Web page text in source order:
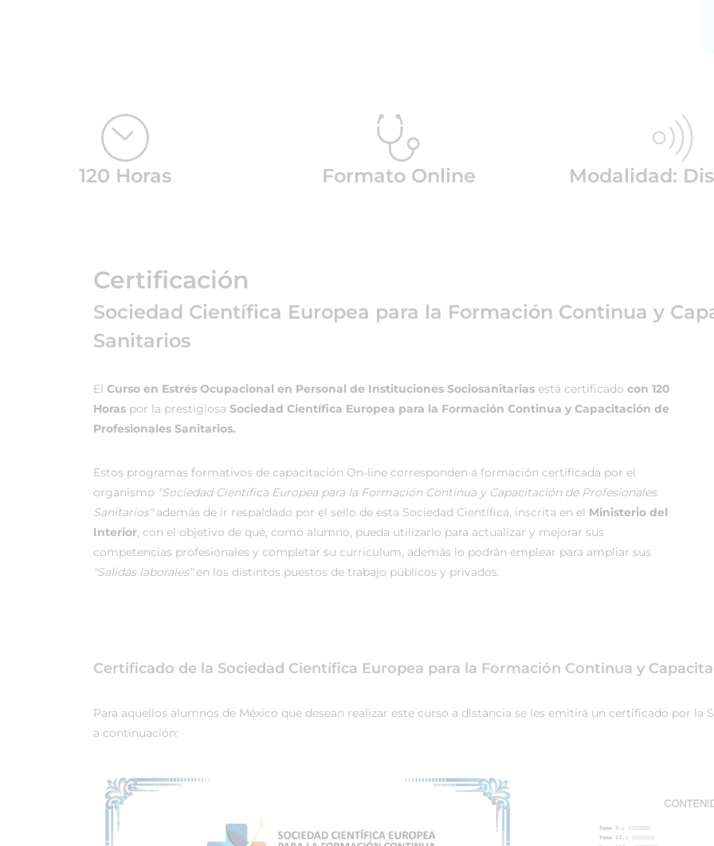
120 Horas Formato Online Modalidad:
Certificación
Sociedad Científica Europea para la Formación Continua y
Sanitarios
El Curso en Estrés Ocupacional en Personal de Instituciones Sociosanitarias está certificado con 120
Horas por la prestigiosa Sociedad Científica Europea para la Formación Continua y Capacitación de
Profesionales Sanitarios.
Estos programas formativos de capacitación On-line corresponden a formación certificada por el
organismo "Sociedad Científica Europea para la Formación Continua y Capacitación de Profesionales
Sanitarios"además de ir respaldado por el sello de esta Sociedad Científica, inscrita en el Ministerio del
Interior, con el objetivo de que, como alumno, pueda utilizarlo para actualizar y mejorar sus
competencias profesionales y completar su curriculum, además lo podrán emplear para ampliar sus
"Salidas laborales"en los distintos puestos de trabajo públicos y privados.
Certificado de la Sociedad Científica Europea para la Formación Continua y
Para aquellos alumnos de México que desean realizar este curso a distancia se les emitirá un certificado por
a continuación: